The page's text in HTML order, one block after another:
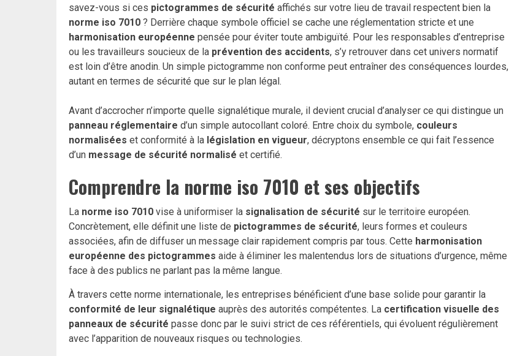
savez-vous si ces pictogrammes de sécurité affichés sur votre lieu de travail respectent bien la
norme iso 7010 ? Derrière chaque symbole officiel se cache une réglementation stricte et une
harmonisation européenne pensée pour éviter toute ambiguïté. Pour les responsables d’entreprise
ou les travailleurs soucieux de la prévention des accidents, s’y retrouver dans cet univers normatif
est loin d’être anodin. Un simple pictogramme non conforme peut entraîner des conséquences lourdes,
autant en termes de sécurité que sur le plan légal.
Avant d’accrocher n’importe quelle signalétique murale, il devient crucial d’analyser ce qui distingue un
panneau réglementaire d’un simple autocollant coloré. Entre choix du symbole, couleurs
normalisées et conformité à la législation en vigueur, décryptons ensemble ce qui fait l’essence
d’un message de sécurité normalisé et certifié.
Comprendre la norme iso 7010 et ses objectifs
La norme iso 7010 vise à uniformiser la signalisation de sécurité sur le territoire européen.
Concrètement, elle définit une liste de pictogrammes de sécurité, leurs formes et couleurs
associées, afin de diffuser un message clair rapidement compris par tous. Cette harmonisation
européenne des pictogrammes aide à éliminer les malentendus lors de situations d’urgence, même
face à des publics ne parlant pas la même langue.
À travers cette norme internationale, les entreprises bénéficient d’une base solide pour garantir la
conformité de leur signalétique auprès des autorités compétentes. La certification visuelle des
panneaux de sécurité passe donc par le suivi strict de ces référentiels, qui évoluent régulièrement
avec l’apparition de nouveaux risques ou technologies.